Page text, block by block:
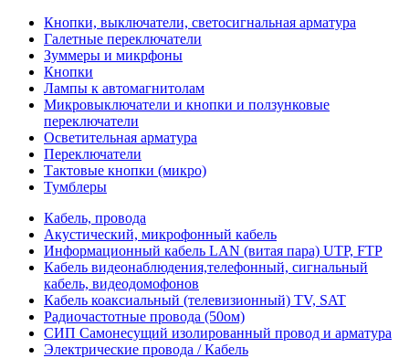
Кнопки, выключатели, светосигнальная арматура
Галетные переключатели
Зуммеры и микрфоны
Кнопки
Лампы к автомагнитолам
Микровыключатели и кнопки и ползунковые
переключатели
Осветительная арматура
Переключатели
Тактовые кнопки (микро)
Тумблеры
Кабель, провода
Акустический, микрофонный кабель
Информационный кабель LAN (витая пара) UTP, FTP
Кабель видеонаблюдения,телефонный, сигнальный
кабель, видеодомофонов
Кабель коаксиальный (телевизионный) TV, SAT
Радиочастотные провода (50ом)
СИП Самонесущий изолированный провод и арматура
Электрические провода / Кабель